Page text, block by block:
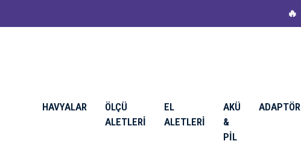
HAVYALAR
ÖLÇÜ
ALETLERİ
EL
ALETLERİ
AKÜ
&
PİL
ADAPTÖR